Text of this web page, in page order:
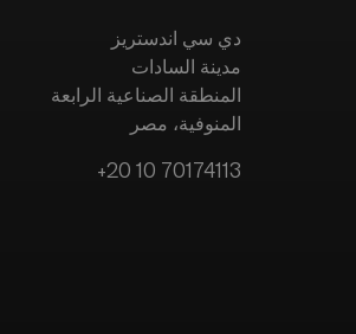
دي سي اندستريز
مدينة السادات
المنطقة الصناعية الرابعة
المنوفية، مصر
+20 10 70174113